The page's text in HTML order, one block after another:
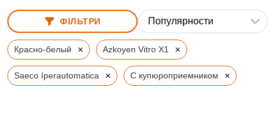
ФІЛЬТРИ
Красно-белый × Azkoyen Vitro X1 ×
Saeco Iperautomatica × С купюроприемником ×